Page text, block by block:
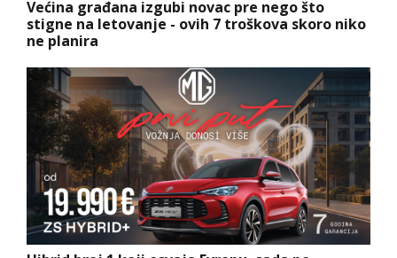
Većina građana izgubi novac pre nego što
stigne na letovanje - ovih 7 troškova skoro niko
ne planira